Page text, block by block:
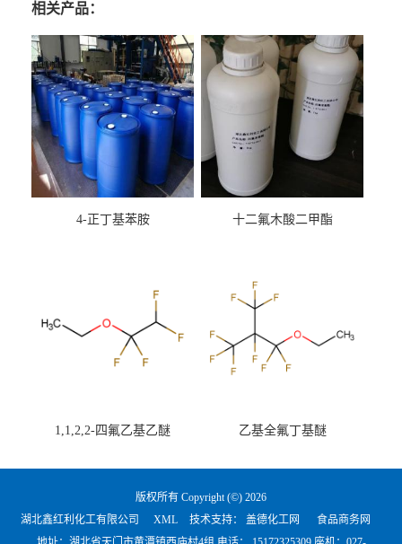
相关产品：
4-正丁基苯胺 十二氟木酸二甲酯
1,1,2,2-四氟乙基乙醚 乙基全氟丁基醚
版权所有 Copyright (©) 2026
湖北鑫红利化工有限公司
XML 技术支持： 盖德化工网
食品商务网